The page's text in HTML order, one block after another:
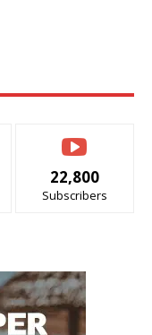
22,800
Subscribers